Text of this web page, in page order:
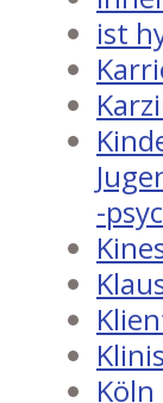
ist
-
Köln